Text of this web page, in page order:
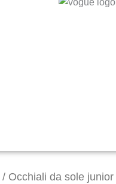
/ Occhiali da sole junior